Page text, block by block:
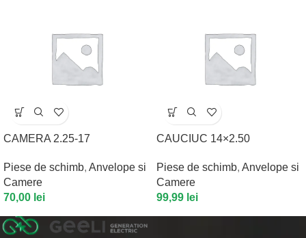
CAMERA 2.25-17
Piese de schimb, Anvelope si
Camere
70,00 lei
CAUCIUC 14×2.50
Piese de schimb, Anvelope si
Camere
99,99 lei